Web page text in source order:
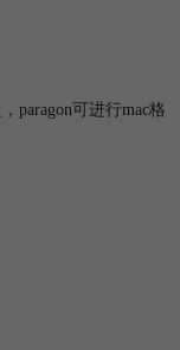
paragon可进行mac格